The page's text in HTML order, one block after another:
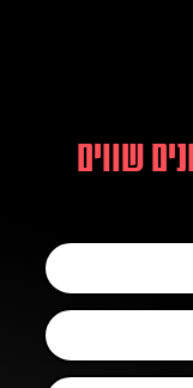
שווים